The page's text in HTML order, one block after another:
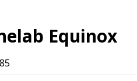
Equinox